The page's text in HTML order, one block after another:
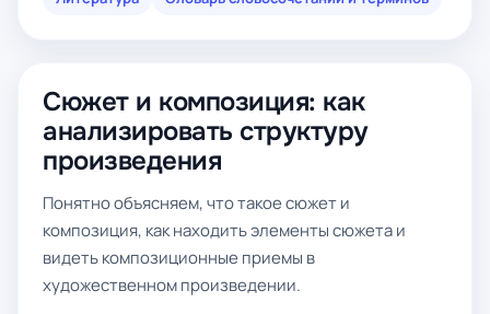
Сюжет и композиция: как
анализировать структуру
произведения
Понятно объясняем, что такое сюжет и
композиция, как находить элементы сюжета и
видеть композиционные приемы в
художественном произведении.